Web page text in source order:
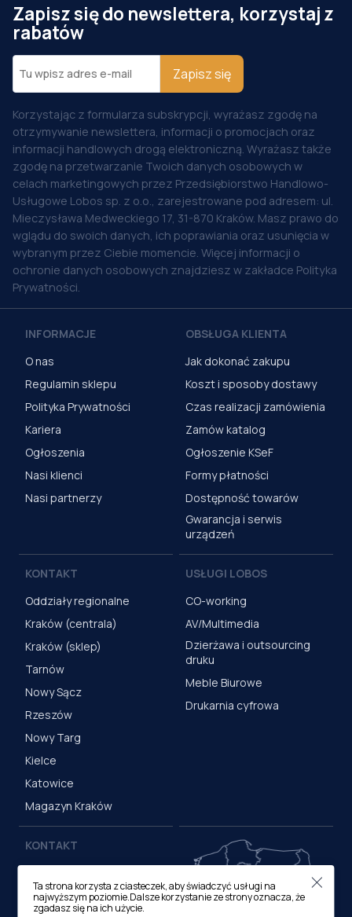
Zapisz się do newslettera, korzystaj z
rabatów
Zapisz się
Korzystając z formularza subskrypcji, wyrażasz zgodę na
otrzymywanie newslettera, informacji o promocjach oraz
informacji handlowych drogą elektroniczną. Wyrażasz także
zgodę na przetwarzanie Twoich danych osobowych w
celach marketingowych przez Przedsiębiorstwo Handlowo-
Usługowe Lobos sp. z o.o., zarejestrowane pod adresem: ul.
Mieczysława Medweckiego 17, 31-870 Kraków. Masz prawo do
wglądu do swoich danych, ich poprawiania oraz usunięcia w
wybranym przez Ciebie momencie. Więcej informacji o
ochronie danych osobowych znajdziesz w zakładce Polityka
Prywatności.
INFORMACJE
O nas
Regulamin sklepu
Polityka Prywatności
Kariera
Ogłoszenia
Nasi klienci
Nasi partnerzy
OBSŁUGA KLIENTA
Jak dokonać zakupu
Koszt i sposoby dostawy
Czas realizacji zamówienia
Zamów katalog
Ogłoszenie KSeF
Formy płatności
Dostępność towarów
Gwarancja i serwis
urządzeń
KONTAKT
Oddziały regionalne
Kraków (centrala)
Kraków (sklep)
Tarnów
Nowy Sącz
Rzeszów
Nowy Targ
Kielce
Katowice
Magazyn Kraków
USŁUGI LOBOS
CO-working
AV/Multimedia
Dzierżawa i outsourcing
druku
Meble Biurowe
Drukarnia cyfrowa
KONTAKT
ul. M. Medweckiego 17, 31-
870 Kraków
Ta strona korzysta z ciasteczek, aby świadczyć usługi na
najwyższym poziomie.Dalsze korzystanie ze strony oznacza, że
zgadasz się na ich użycie.